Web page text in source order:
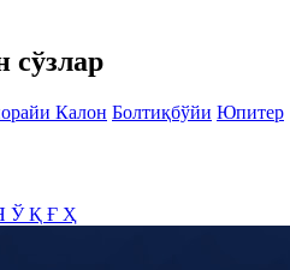
сўзлар
Калон Болтиқбўйи Юпитер
ЎҚ Ғ Ҳ